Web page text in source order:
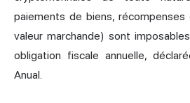
paiements de biens,
valeur marchande) sont
obligation fiscale annuelle,
Anual.